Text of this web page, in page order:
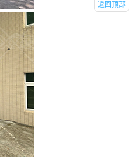
返回顶部